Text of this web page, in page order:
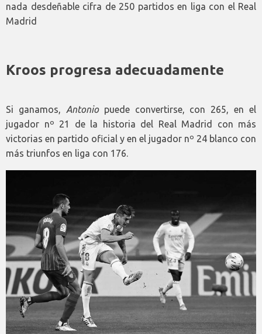
nada desdeñable cifra de 250 partidos en liga con el Real
Madrid
Kroos progresa adecuadamente
Si ganamos, Antoniopuede convertirse, con 265, en el
jugador nº 21 de la historia del Real Madrid con más
victorias en partido oficial y en el jugador nº 24 blanco con
más triunfos en liga con 176.